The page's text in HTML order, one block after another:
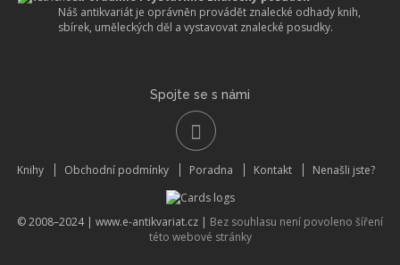
Náš antikvariát je oprávněn provádět znalecké odhady knih,
sbírek, uměleckých děl a vystavovat znalecké posudky.
Spojte se s námi
Knihy Obchodní podmínky Poradna Kontakt Nenašli jste?
© 2008–2024 | www.e-antikvariat.cz | Bez souhlasu není povoleno šíření
této webové stránky